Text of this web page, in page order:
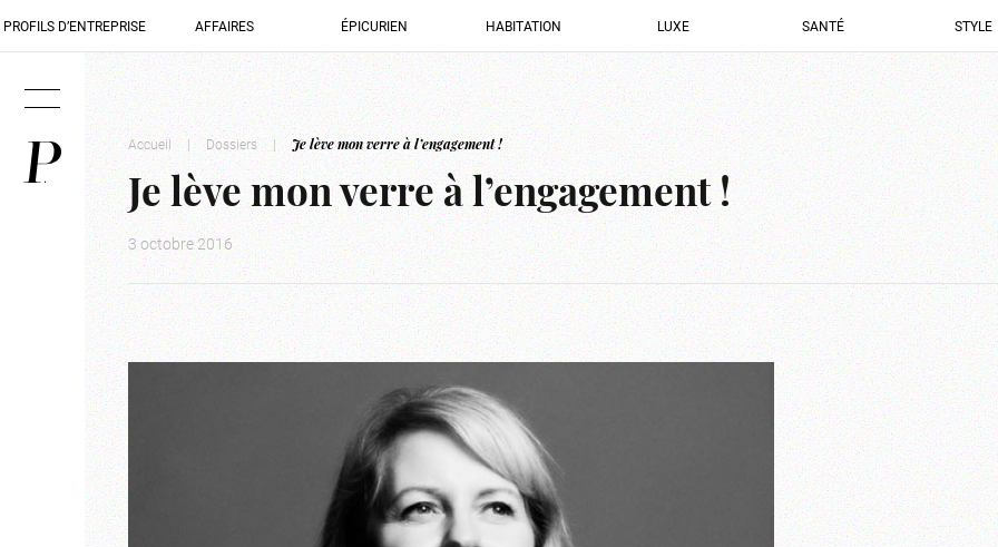
PROFILS D’ENTREPRISE AFFAIRES ÉPICURIEN HABITATION LUXE SANTÉ STYLE
Accueil | Dossiers | Je lève mon verre à l’engagement !
Je lève mon verre à l’engagement !
3 octobre 2016